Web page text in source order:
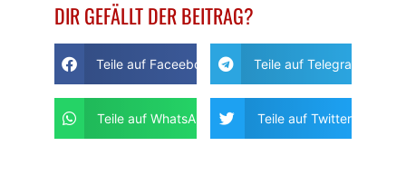
DIR GEFÄLLT DER BEITRAG?
Teile auf Faceebook Teile auf Telegram
Teile auf WhatsApp Teile auf Twitter